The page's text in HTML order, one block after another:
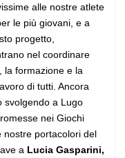
alle nostre atlete
le più giovani, e a
progetto,
nel coordinare
la formazione e la
di tutti. Ancora
svolgendo a Lugo
nei Giochi
nostre portacolori del
a Lucia Gasparini,